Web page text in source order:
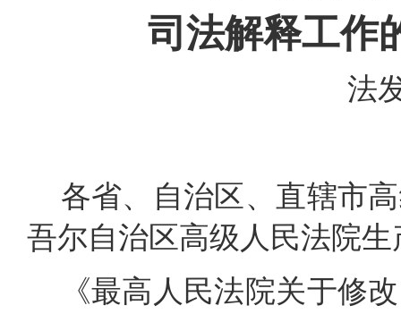
司法解释工作
法
各省、自治区、直辖市
吾尔自治区高级人民法院
《最高人民法院关于修